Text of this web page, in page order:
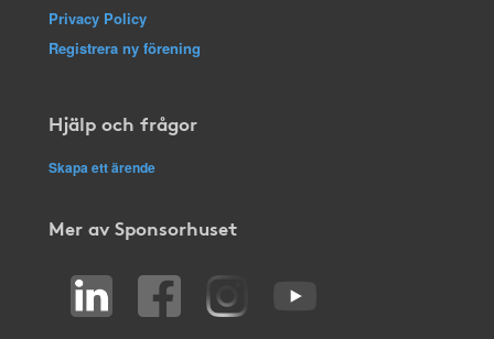
Privacy Policy
Registrera ny förening
Hjälp och frågor
Skapa ett ärende
Mer av Sponsorhuset